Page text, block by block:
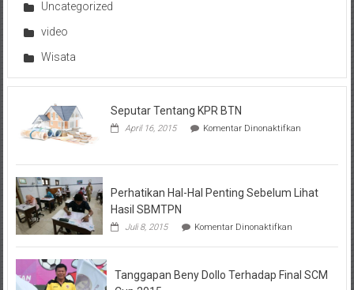
Uncategorized
video
Wisata
Seputar Tentang KPR BTN
April 16, 2015 Komentar Dinonaktifkanpada
KPR
Perhatikan Hal-Hal Penting Sebelum Lihat
Hasil SBMTPN
Juli 8, 2015 Komentar Dinonaktifkanpada
Hal-
Penting
Tanggapan Beny Dollo Terhadap Final SCM